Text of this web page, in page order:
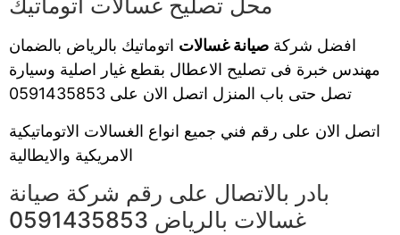
محل تصليح غسالات اتوماتيك
افضل شركة صيانة غسالات اتوماتيك بالرياض بالضمان
مهندس خبرة فى تصليح الاعطال بقطع غيار اصلية وسيارة
تصل حتى باب المنزل اتصل الان على 0591435853
اتصل الان على رقم فني جميع انواع الغسالات الاتوماتيكية
الامريكية والايطالية
بادر بالاتصال على رقم شركة صيانة
غسالات بالرياض 0591435853